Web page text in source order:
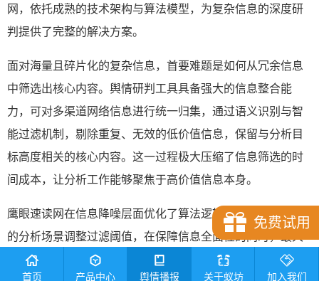
网，依托成熟的技术架构与算法模型，为复杂信息的深度研
判提供了完整的解决方案。
面对海量且碎片化的复杂信息，首要难题是如何从冗余信息
中筛选出核心内容。舆情研判工具具备强大的信息整合能
力，可对多渠道网络信息进行统一归集，通过语义识别与智
能过滤机制，剔除重复、无效的低价值信息，保留与分析目
标高度相关的核心内容。这一过程极大压缩了信息筛选的时
间成本，让分析工作能够聚焦于高价值信息本身。
鹰眼速读网在信息降噪层面优化了算法逻辑，能够根据不同
的分析场景调整过滤阈值，在保障信息全面性的同时，最大
化降低无效信息的干扰，让分析人员能够快速锚定信息核
免费试用
首页 产品中心 舆情播报 关于蚁坊 加入我们